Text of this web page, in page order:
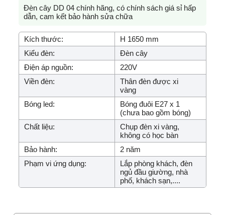
Đèn cây DD 04 chính hãng, có chính sách giá sỉ hấp
dẫn, cam kết bảo hành sửa chữa
Kích thước:
H 1650 mm
Kiểu đèn:
Đèn cây
Điện áp nguồn:
220V
Viền đèn:
Thân đèn được xi
vàng
Bóng led:
Bóng đuôi E27 x 1
(chưa bao gồm bóng)
Chất liệu:
Chụp đèn xi vàng,
không có học bàn
Bảo hành:
2 năm
Phạm vi ứng dụng:
Lắp phòng khách, đèn
ngủ đầu giường, nhà
phố, khách sạn,....